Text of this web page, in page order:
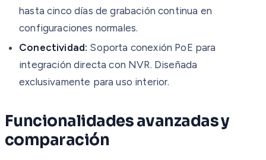
hasta cinco días de grabación continua en
configuraciones normales.
Conectividad: Soporta conexión PoE para
integración directa con NVR. Diseñada
exclusivamente para uso interior.
Funcionalidades avanzadas y
comparación